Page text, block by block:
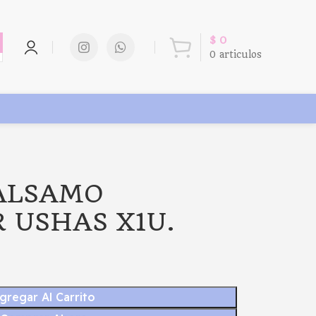
0 articulos
$ 0
X1U.
Al Carrito